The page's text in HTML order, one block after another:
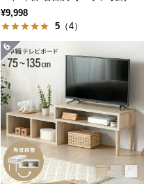
引き出し収納付き
¥9,998
5 （4）